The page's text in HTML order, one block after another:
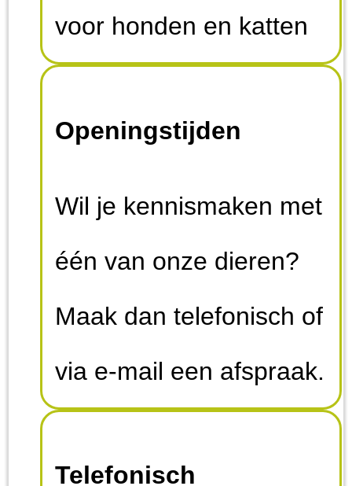
voor honden en katten
buitenland. Het zijn
dieren die een
zwervend bestaan
hebben geleden of
waar om wat voor
reden dan ook afstand
van wordt gedaan. Wij
Openingstijden
Wil je kennismaken met
één van onze dieren?
Maak dan telefonisch of
via e-mail een afspraak.
Telefonisch